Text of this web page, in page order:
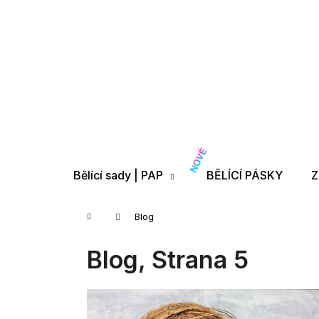
Bělící sady | PAP BĚLÍCÍ PÁSKY
Domů Blog
Blog, Strana 5
V